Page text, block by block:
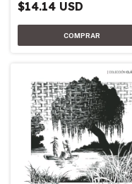
$14.14 USD